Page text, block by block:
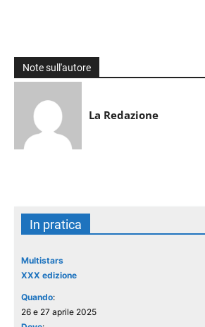
Note sull'autore
La Redazione
In pratica
Multistars
XXX edizione
Quando:
26 e 27 aprile 2025